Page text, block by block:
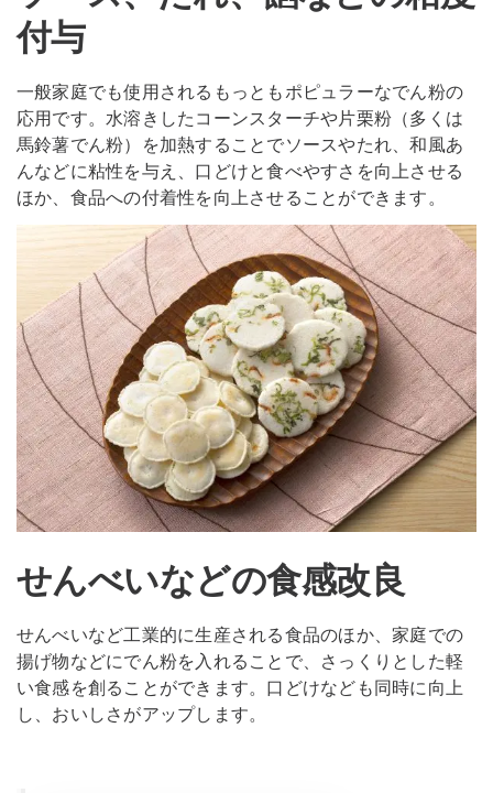
付与
一般家庭でも使用されるもっともポピュラーなでん粉の
応用です。水溶きしたコーンスターチや片栗粉（多くは
馬鈴薯でん粉）を加熱することでソースやたれ、和風あ
んなどに粘性を与え、口どけと食べやすさを向上させる
ほか、食品への付着性を向上させることができます。
せんべいなどの食感改良
せんべいなど工業的に生産される食品のほか、家庭での
揚げ物などにでん粉を入れることで、さっくりとした軽
い食感を創ることができます。口どけなども同時に向上
し、おいしさがアップします。